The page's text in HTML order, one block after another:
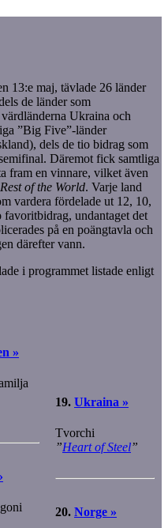
13:e maj, tävlade 26 länder
de länder som
Ukraina och
”Big Five”-länder
dels de tio bidrag som
Däremot fick samtliga
fram en vinnare, vilket även
Rest of the World. Varje land
vardera fördelade ut 12, 10,
undantaget det
på en poängtavla och
därefter vann.
i programmet listade enligt
»
19. Ukraina »
Tvorchi
”Heart of Steel”
20. Norge »